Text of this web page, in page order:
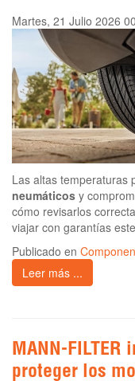
Martes, 21 Julio 2026
Las altas temperaturas
neumáticos y
cómo revisarlos
viajar con garantías
Publicado en
Leer más ...
MANN-FILTER
proteger los